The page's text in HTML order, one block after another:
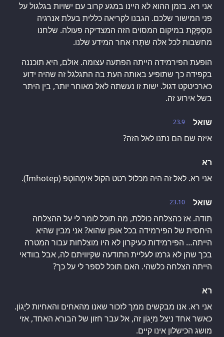
אני רא. בזמן ההוא לא היינו במגע קרוב עם ישויות בגלגול על
פני המישור שלכם. הגבנו לקריאה כללית בעלת אנרגיה
מַסְפֶּקֶת במיקום המסוים הזה המצדיקה פעולה. שלחנו
מחשבות לכל אלה שתָּרוּ אחר המידע שלנו.
הופעת הפירמידה הייתה הפתעה עצומה. אולם, היא תוכננה
בקפידה כך שתופיע באותה העת בה התגלגל זה שהיה ידוע
כארכיטקט דגול. ישות זו נעשתה לאל מאוחר יותר, בין היתר
בשל אירוע זה.
23.9
שואל
איזה שם הם נתנו לאל הזה?
רא
אני רא. לאל זה היה מכלול רטט הקול אִימְהוֹטְפּ (Imhotep).
23.10
שואל
תודה. אז כהצלחה כוללת, מה תוכל לומר לי על ההצלחה
היחסית של הפירמידה בכל אופן שהוא? אני מבין שהיא
הייתה… הפירמידות כעיקרון לא היו מוצלחות עבור המטרה
בכך שהן לא גרמו לעליית התודעה שקיוויתם לה, אבל בוודאי
הייתה הצלחה כלשהי. האם תוכל לספר לי על כך?
רא
אני רא. אנו מבקשים ממך לזכור שאנו מהאחים והאחיות ליָגוֹן.
כאשר אחד ניצל מיָגוֹן זה, אל עבר חזון של הבורא האחד, אזי
מושג הכישלון אינו קיים.